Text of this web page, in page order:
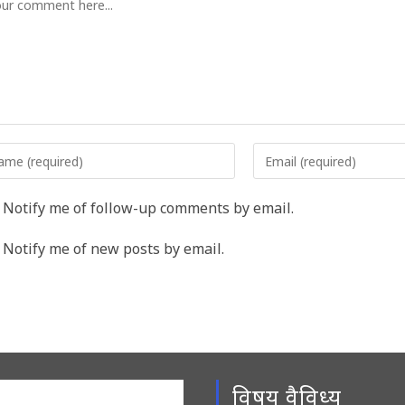
your
address
Notify me of follow-up comments by email.
Notify me of new posts by email.
विषय वैविध्य